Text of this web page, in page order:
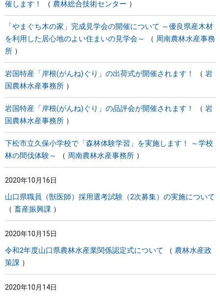
催します！
農林総合技術センター
「やまぐち木の家」完成見学会の開催について ～優良県産木材
を利用した居心地のよい住まいの見学会～
周南農林水産事務
所
岩国特産「岸根(がんね)ぐり」の出荷式が開催されます！
岩
国農林水産事務所
岩国特産「岸根(がんね)ぐり」の品評会が開催されます！
岩
国農林水産事務所
下松市立久保小学校で「森林体験学習」を実施します！ ～学校
林の間伐体験～
周南農林水産事務所
2020年10月16日
山口県職員（獣医師）採用選考試験（2次募集）の実施について
畜産振興課
2020年10月15日
令和2年度山口県農林水産業関係認定式について
農林水産政
策課
2020年10月14日